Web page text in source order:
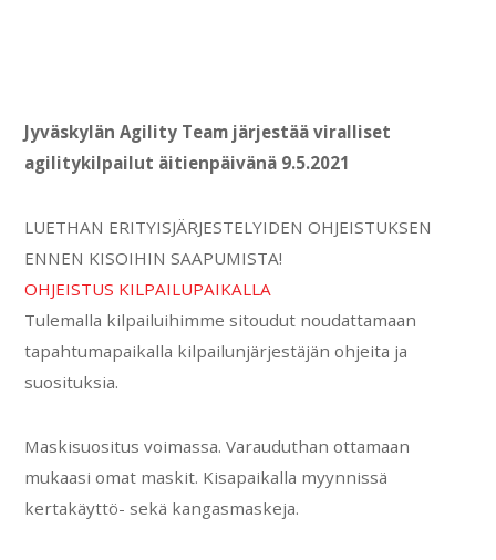
Jyväskylän Agility Team järjestää viralliset
agilitykilpailut äitienpäivänä 9.5.2021
LUETHAN ERITYISJÄRJESTELYIDEN OHJEISTUKSEN
ENNEN KISOIHIN SAAPUMISTA!
OHJEISTUS KILPAILUPAIKALLA
Tulemalla kilpailuihimme sitoudut noudattamaan
tapahtumapaikalla kilpailunjärjestäjän ohjeita ja
suosituksia.
Maskisuositus voimassa. Varauduthan ottamaan
mukaasi omat maskit. Kisapaikalla myynnissä
kertakäyttö- sekä kangasmaskeja.